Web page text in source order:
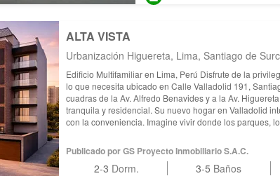
ALTA VISTA
Urbanización Higuereta, Lima, Santiago de
Edificio Multifamiliar en Lima, Perú Disfrute de la privilegiada conexión con todo
lo que necesita ubicado en Calle Valladolid 191,
cuadras de la Av. Alfredo Benavides y a la Av.
tranquila y residencial. Su nuevo hogar en Valladolid
con la conveniencia. Imagine vivir donde los parques,
Esta es la ubicación perfecta para construir los
familia, con la ciudad a sus pies y la comodidad de
Publicado por GS Proyecto Inmobiliario S.A.C.
2-3 Dorm. 3-5 Baños